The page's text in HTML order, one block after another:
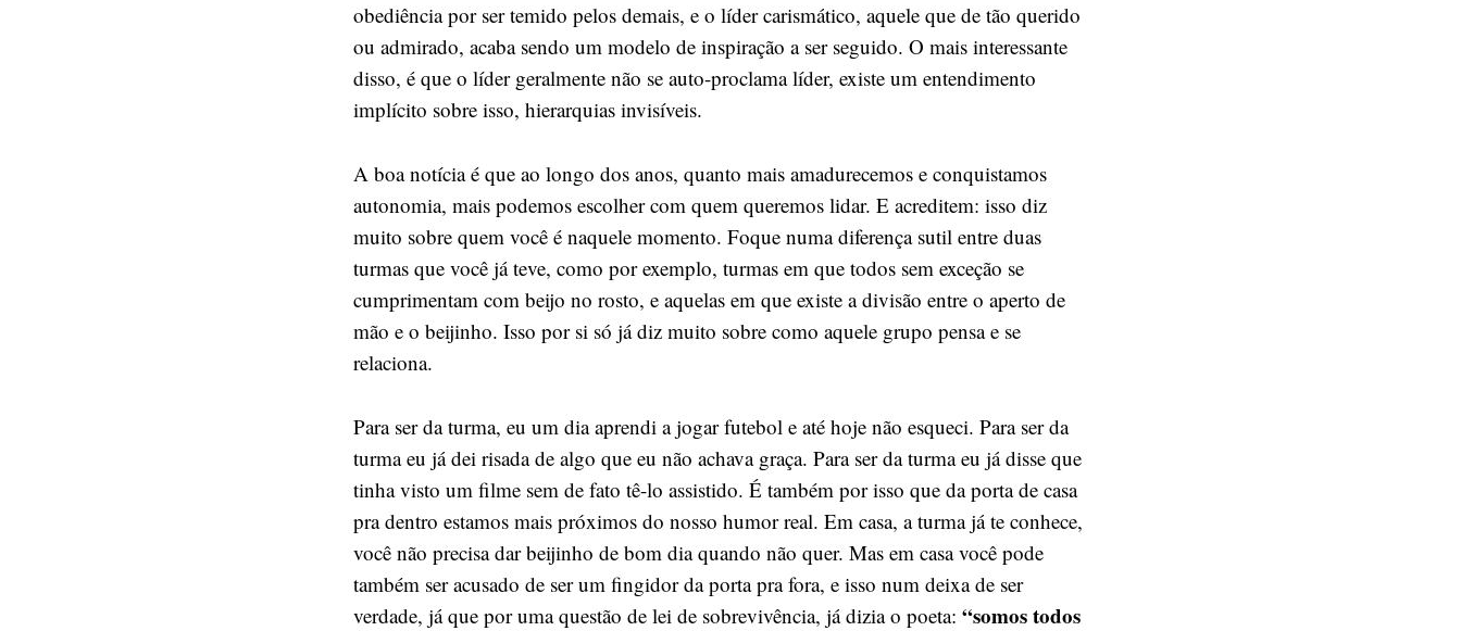
obediência por ser temido pelos demais, e o líder carismático, aquele que de tão querido
ou admirado, acaba sendo um modelo de inspiração a ser seguido. O mais interessante
disso, é que o líder geralmente não se auto-proclama líder, existe um entendimento
implícito sobre isso, hierarquias invisíveis.
A boa notícia é que ao longo dos anos, quanto mais amadurecemos e conquistamos
autonomia, mais podemos escolher com quem queremos lidar. E acreditem: isso diz
muito sobre quem você é naquele momento. Foque numa diferença sutil entre duas
turmas que você já teve, como por exemplo, turmas em que todos sem exceção se
cumprimentam com beijo no rosto, e aquelas em que existe a divisão entre o aperto de
mão e o beijinho. Isso por si só já diz muito sobre como aquele grupo pensa e se
relaciona.
Para ser da turma, eu um dia aprendi a jogar futebol e até hoje não esqueci. Para ser da
turma eu já dei risada de algo que eu não achava graça. Para ser da turma eu já disse que
tinha visto um filme sem de fato tê-lo assistido. É também por isso que da porta de casa
pra dentro estamos mais próximos do nosso humor real. Em casa, a turma já te conhece,
você não precisa dar beijinho de bom dia quando não quer. Mas em casa você pode
também ser acusado de ser um fingidor da porta pra fora, e isso num deixa de ser
verdade, já que por uma questão de lei de sobrevivência, já dizia o poeta:“somos todos